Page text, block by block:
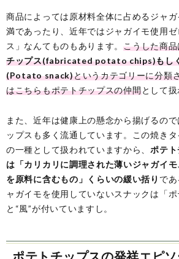
商品によっては原材料全体に占めるジャ
満であったり、近年ではジャガイモ使用
ス」なんてものもあります。こうした商
チップス(fabricated potato chips)もし
(Potato snack)というカテゴリーに分類
はこちらもポテトチップスの仲間として扱
また、近年は健康上の懸念から揚げるの
ップスも多く流通しています。この焼き
の一種として扱われていますから、ポテ
は「カリカリに調理された薄いジャガイ
を原料に含むもの」くらいの緩い括り で
ャガイモを使用していないスナックは「ポ
と“風”が付いていますし。
ポテトチップスの発祥エピ